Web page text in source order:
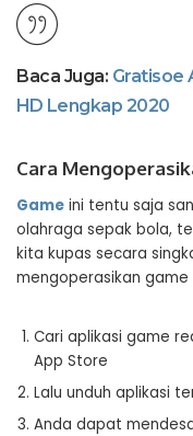
Baca Juga: Gratisoe
HD Lengkap 2020
Cara
Game ini tentu saja
olahraga sepak bola,
kita kupas secara
mengoperasikan
Cari aplikasi game
App Store
Lalu unduh aplikasi
Anda dapat